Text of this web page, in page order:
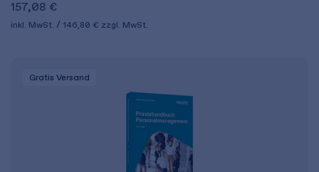
157,08 €
inkl. MwSt. 146,80 € zzgl. MwSt.
Gratis Versand